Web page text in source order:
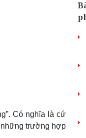
Có nghĩa là cứ
những trường hợp